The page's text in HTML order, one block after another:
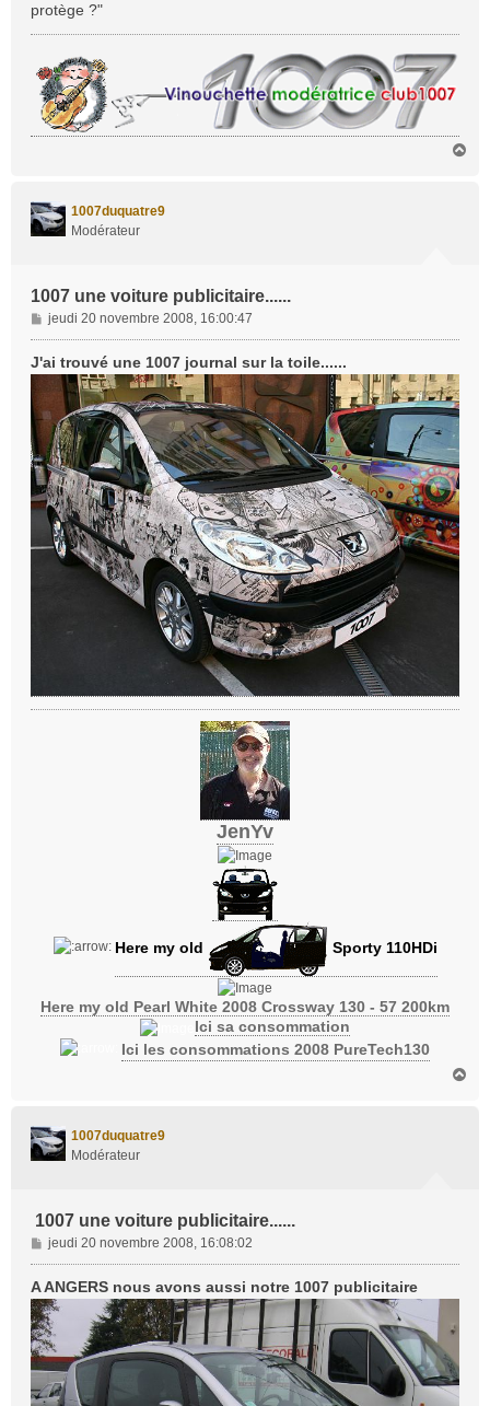
g
e
protège ?"
1007duquatre9
Modérateur
1007 une voiture publicitaire......
M
e
s
s
g
e
jeudi 20 novembre 2008, 16:00:47
J'ai trouvé une 1007 journal sur la toile......
JenYv
Here my old Sporty 110HDi
Here my old Pearl White 2008 Crossway 130 - 57 200km
Ici sa consommation
Ici les consommations 2008 PureTech130
1007duquatre9
Modérateur
1007 une voiture publicitaire......
M
e
s
s
a
g
e
jeudi 20 novembre 2008, 16:08:02
A ANGERS nous avons aussi notre 1007 publicitaire